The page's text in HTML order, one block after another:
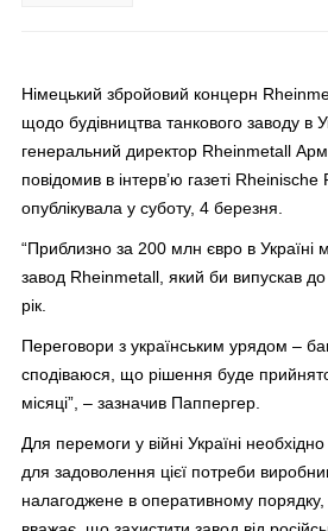
Німецький збройовий концерн
щодо будівництва танкового заводу в
генеральний директор Rheinmetall
повідомив в інтерв’ю газеті
опублікувала у суботу, 4 березня.
“Приблизно за 200 млн євро в Україні
завод Rheinmetall, який би випускав
рік.
Переговори з українським урядом –
сподіваюся, що рішення буде
місяці”, – зазначив Паппергер.
Для перемоги у війні Україні
для задоволення цієї потреби
налагоджене в оперативному порядку,